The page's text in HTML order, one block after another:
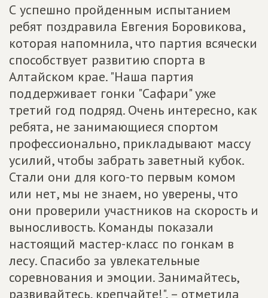
С успешно пройденным испытанием
ребят поздравила Евгения Боровикова,
которая напомнила, что партия всячески
способствует развитию спорта в
Алтайском крае. "Наша партия
поддерживает гонки "Сафари" уже
третий год подряд. Очень интересно, как
ребята, не занимающиеся спортом
профессионально, прикладывают массу
усилий, чтобы забрать заветный кубок.
Стали они для кого-то первым комом
или нет, мы не знаем, но уверены, что
они проверили участников на скорость и
выносливость. Команды показали
настоящий мастер-класс по гонкам в
лесу. Спасибо за увлекательные
соревнования и эмоции. Занимайтесь,
развивайтесь, крепчайте!", – отметила